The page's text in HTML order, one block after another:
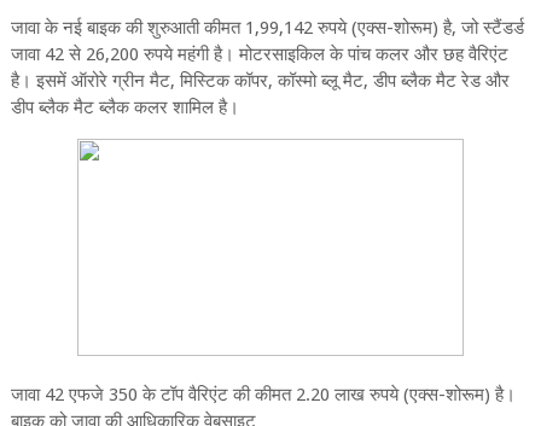
जावा के नई बाइक की शुरुआती कीमत 1,99,142 रुपये (एक्स-शोरूम) है, जो स्टैंडर्ड
जावा 42 से 26,200 रुपये महंगी है। मोटरसाइकिल के पांच कलर और छह वैरिएंट
है। इसमें ऑरोरे ग्रीन मैट, मिस्टिक कॉपर, कॉस्मो ब्लू मैट, डीप ब्लैक मैट रेड और
डीप ब्लैक मैट ब्लैक कलर शामिल है।
जावा 42 एफजे 350 के टॉप वैरिएंट की कीमत 2.20 लाख रुपये (एक्स-शोरूम) है।